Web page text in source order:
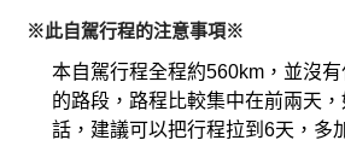
※此自駕行程的注意事項※
本自駕行程全程約560km，並沒
的路段，路程比較集中在前兩天
話，建議可以把行程拉到6天，多